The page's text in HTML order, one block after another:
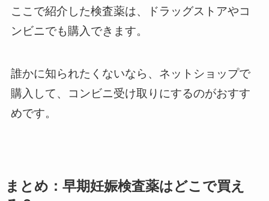
ここで紹介した検査薬は、ドラッグストアやコ
ンビニでも購入できます。
誰かに知られたくないなら、ネットショップで
購入して、コンビニ受け取りにするのがおすす
めです。
まとめ：早期妊娠検査薬はどこで買え